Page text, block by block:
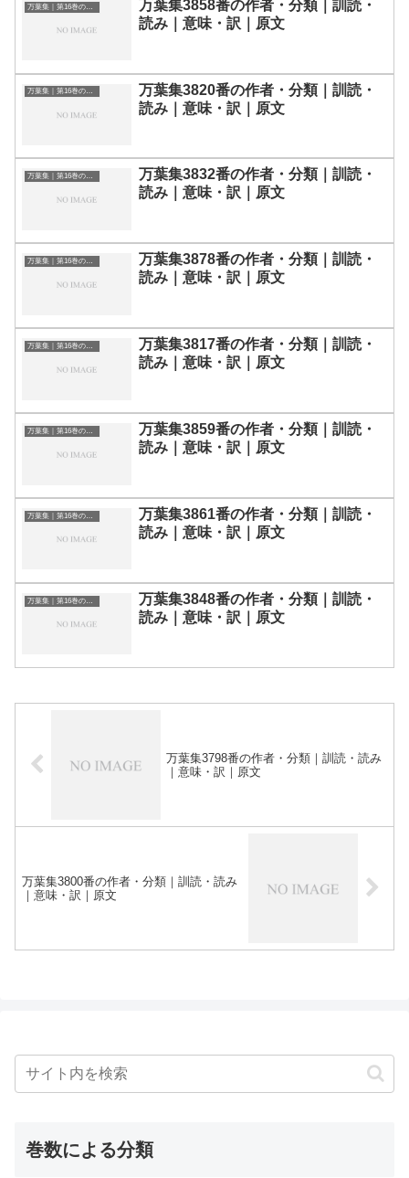
万葉集｜第16巻の和歌一覧
万葉集3858番の作者・分類｜訓読・
読み｜意味・訳｜原文
万葉集｜第16巻の和歌一覧
万葉集3820番の作者・分類｜訓読・
読み｜意味・訳｜原文
万葉集｜第16巻の和歌一覧
万葉集3832番の作者・分類｜訓読・
読み｜意味・訳｜原文
万葉集｜第16巻の和歌一覧
万葉集3878番の作者・分類｜訓読・
読み｜意味・訳｜原文
万葉集｜第16巻の和歌一覧
万葉集3817番の作者・分類｜訓読・
読み｜意味・訳｜原文
万葉集｜第16巻の和歌一覧
万葉集3859番の作者・分類｜訓読・
読み｜意味・訳｜原文
万葉集｜第16巻の和歌一覧
万葉集3861番の作者・分類｜訓読・
読み｜意味・訳｜原文
万葉集｜第16巻の和歌一覧
万葉集3848番の作者・分類｜訓読・
読み｜意味・訳｜原文
万葉集3798番の作者・分類｜訓読・読み
｜意味・訳｜原文
万葉集3800番の作者・分類｜訓読・読み
｜意味・訳｜原文
巻数による分類